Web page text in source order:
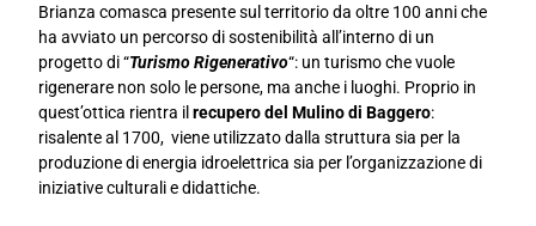
Brianza comasca presente sul territorio da oltre 100 anni che
ha avviato un percorso di sostenibilità all’interno di un
progetto di “Turismo Rigenerativo“: un turismo che vuole
rigenerare non solo le persone, ma anche i luoghi. Proprio in
quest’ottica rientra ilrecupero del Mulino di Baggero:
risalente al 1700, viene utilizzato dalla struttura sia per la
produzione di energia idroelettrica sia per l’organizzazione di
iniziative culturali e didattiche.